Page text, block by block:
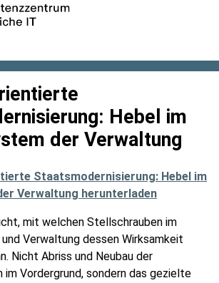
Hebel im
der Verwaltung
Staatsmodernisierung: Hebel im
Verwaltung herunterladen
mit welchen Stellschrauben im
Verwaltung dessen Wirksamkeit
Nicht Abriss und Neubau der
Vordergrund, sondern das gezielte